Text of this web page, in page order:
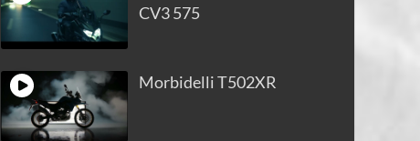
CV3 575
Morbidelli T502XR